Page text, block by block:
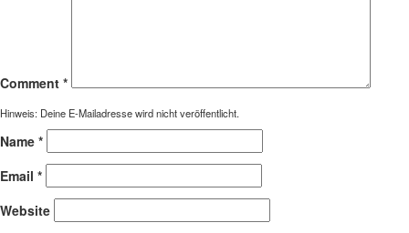
Comment *
Hinweis: Deine E-Mailadresse wird nicht veröffentlicht.
Name *
Email *
Website